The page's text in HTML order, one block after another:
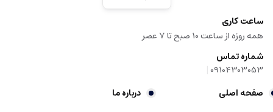
ساعت کاری
همه روزه از ساعت 10 صبح تا 7 عصر
شماره تماس
09104303053
|
صفحه اصلی درباره ما